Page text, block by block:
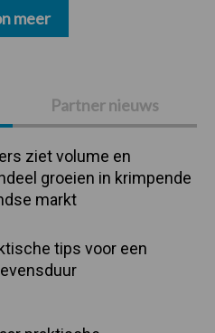
Partner nieuws
ziet volume en
groeien in krimpende
markt
tips voor een
meer